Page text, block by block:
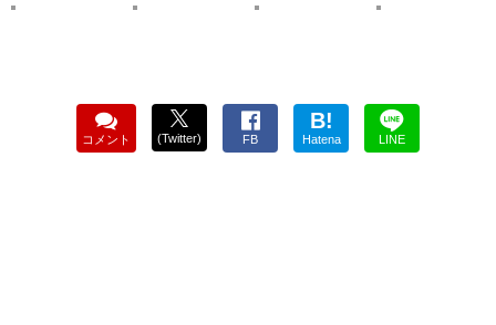
コメント (Twitter) FB
B!
Hatena LINE